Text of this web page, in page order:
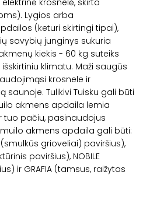
elektrinė krosnelė, skirta
Lygios arba
(keturi skirtingi tipai),
savybių junginys sukuria
kiekis - 60 kg suteiks
klimatu. Maži saugūs
krosnele ir
saunoje. Tulikivi Tuisku gali būti
akmens apdaila lemia
tuo pačiu, pasinaudojus
akmens apdaila gali būti:
(smulkūs grioveliai) paviršius),
paviršius), NOBILE
ir GRAFIA (tamsus, raižytas